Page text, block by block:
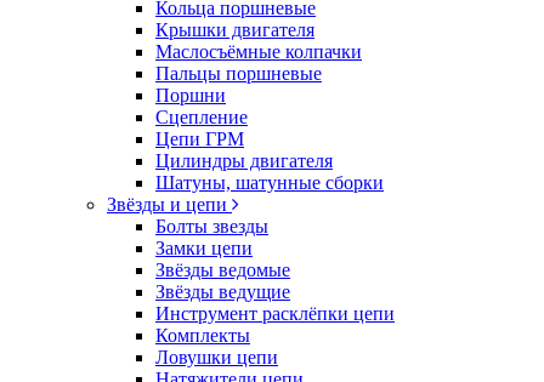
Кольца поршневые
Крышки двигателя
Маслосъёмные колпачки
Пальцы поршневые
Поршни
Сцепление
Цепи ГРМ
Цилиндры двигателя
Шатуны, шатунные сборки
Звёзды и цепи
Болты звезды
Замки цепи
Звёзды ведомые
Звёзды ведущие
Инструмент расклёпки цепи
Комплекты
Ловушки цепи